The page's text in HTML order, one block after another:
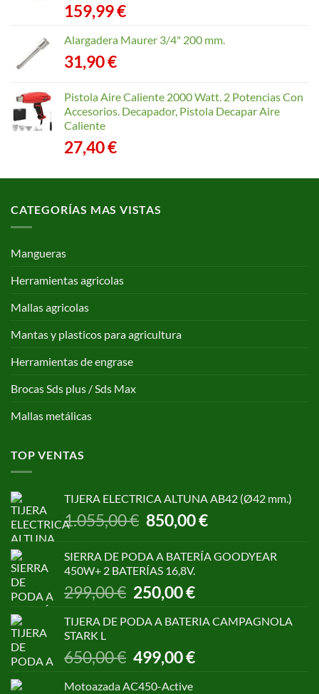
159,99€
Alargadera Maurer 3/4" 200 mm.
31,90€
Pistola Aire Caliente 2000 Watt. 2 Potencias Con
Accesorios. Decapador, Pistola Decapar Aire
Caliente
27,40€
CATEGORÍAS MAS VISTAS
Mangueras
Herramientas agricolas
Mallas agricolas
Mantas y plasticos para agricultura
Herramientas de engrase
Brocas Sds plus / Sds Max
Mallas metálicas
TOP VENTAS
TIJERA ELECTRICA ALTUNA AB42 (Ø42 mm.)
1.055,00€ El
precio
era:
1.055,00 €.
850,00€El
es:
SIERRA DE PODA A BATERÍA GOODYEAR
450W+ 2 BATERÍAS 16,8V.
299,00€ El
precio
original
299,00 €.
250,00€El
actual
250,00 €.
TIJERA DE PODA A BATERIA CAMPAGNOLA
STARK L
650,00€
El
precio
original
499,00€El
Motoazada AC450-Active